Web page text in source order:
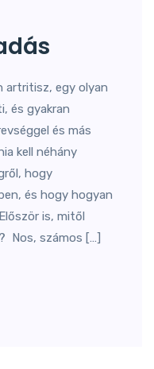
artritisz, egy olyan
és gyakran
és más
kell néhány
hogy
és hogy hogyan
is, mitől
Nos, számos […]